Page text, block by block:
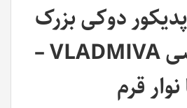
دوکی بزرک
روسی الماسی VLADMIVA –